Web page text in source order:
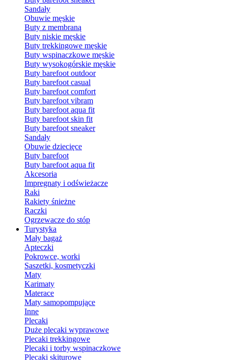
Sandały
Obuwie męskie
Buty z membraną
Buty niskie męskie
Buty trekkingowe męskie
Buty wspinaczkowe męskie
Buty wysokogórskie męskie
Buty barefoot outdoor
Buty barefoot casual
Buty barefoot comfort
Buty barefoot vibram
Buty barefoot aqua fit
Buty barefoot skin fit
Buty barefoot sneaker
Sandały
Obuwie dziecięce
Buty barefoot
Buty barefoot aqua fit
Akcesoria
Impregnaty i odświeżacze
Raki
Rakiety śnieżne
Raczki
Ogrzewacze do stóp
Turystyka
Mały bagaż
Apteczki
Pokrowce, worki
Saszetki, kosmetyczki
Maty
Karimaty
Materace
Maty samopompujące
Inne
Plecaki
Duże plecaki wyprawowe
Plecaki trekkingowe
Plecaki i torby wspinaczkowe
Plecaki skiturowe